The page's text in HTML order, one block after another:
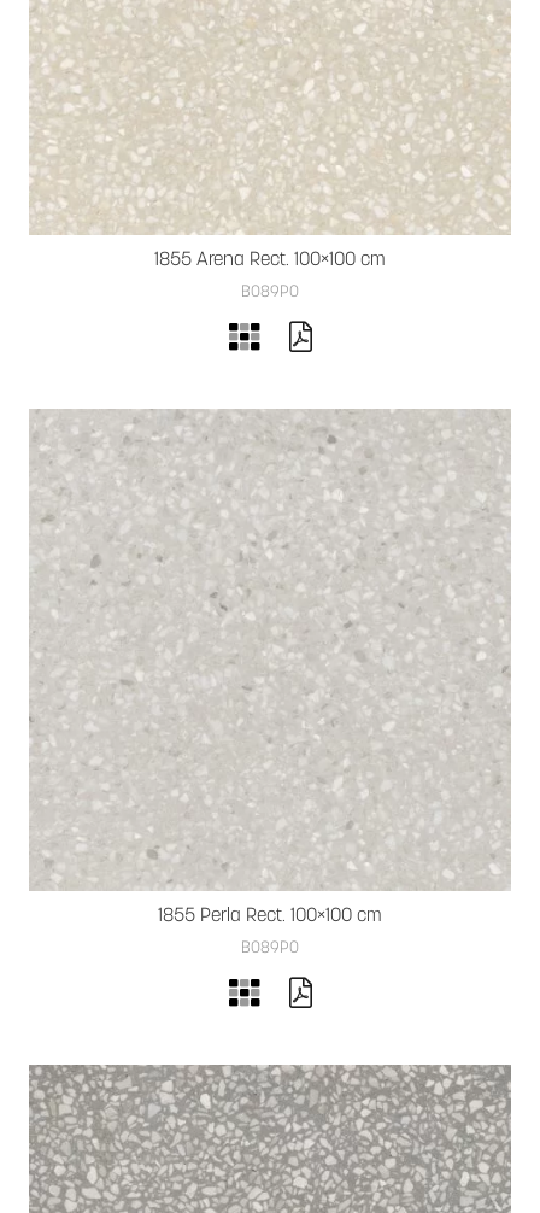
1855 Arena Rect. 100×100 cm
B089PO
1855 Perla Rect. 100×100 cm
B089PO